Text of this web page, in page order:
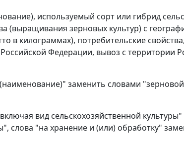
используемый сорт или гибрид
(выращивания зерновых культур) с
в килограммах), потребительские
Федерации, вывоз с территории
заменить словами
вид сельскохозяйственной
слова "на хранение и (или) обработку"